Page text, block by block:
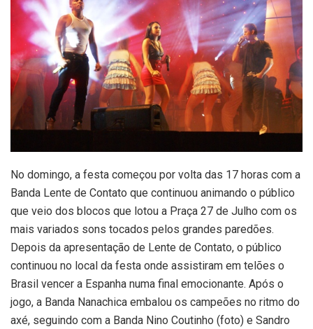
No domingo, a festa começou por volta das 17 horas com a
Banda Lente de Contato que continuou animando o público
que veio dos blocos que lotou a Praça 27 de Julho com os
mais variados sons tocados pelos grandes paredões.
Depois da apresentação de Lente de Contato, o público
continuou no local da festa onde assistiram em telões o
Brasil vencer a Espanha numa final emocionante. Após o
jogo, a Banda Nanachica embalou os campeões no ritmo do
axé, seguindo com a Banda Nino Coutinho (foto) e Sandro